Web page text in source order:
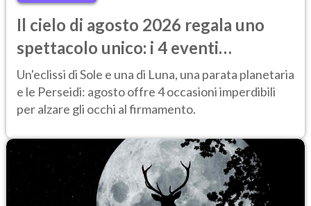
Il cielo di agosto 2026 regala uno
spettacolo unico: i 4 eventi
astronomici da vedere
Un'eclissi di Sole e una di Luna, una parata planetaria
e le Perseidi: agosto offre 4 occasioni imperdibili
per alzare gli occhi al firmamento.